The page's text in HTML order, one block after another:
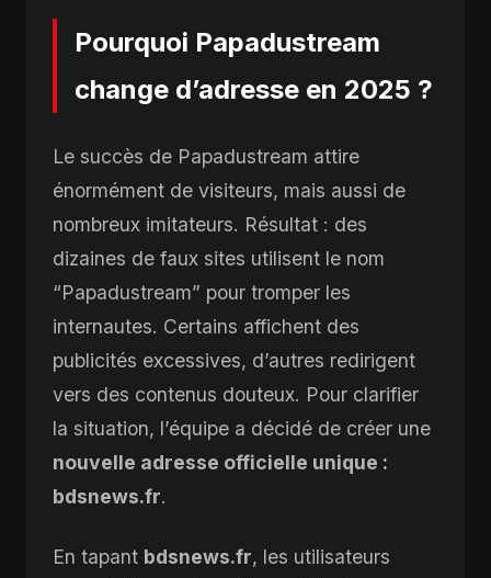
Pourquoi Papadustream
change d’adresse en 2025 ?
Le succès de Papadustream attire
énormément de visiteurs, mais aussi de
nombreux imitateurs. Résultat : des
dizaines de faux sites utilisent le nom
“Papadustream” pour tromper les
internautes. Certains affichent des
publicités excessives, d’autres redirigent
vers des contenus douteux. Pour clarifier
la situation, l’équipe a décidé de créer une
nouvelle adresse officielle unique :
bdsnews.fr.
En tapant bdsnews.fr, les utilisateurs